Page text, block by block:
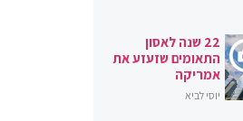
22 שנה לאסון
התאומים שזעזע את
אמריקה
יוסי לביא